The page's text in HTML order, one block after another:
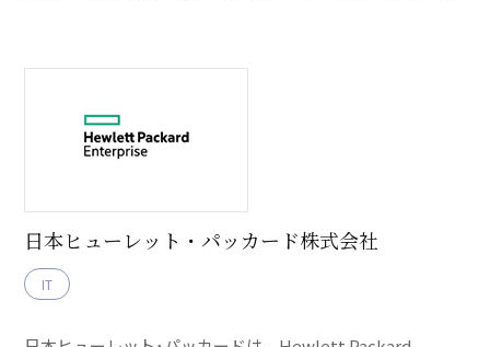
日本ヒューレット・パッカード株式会社
IT